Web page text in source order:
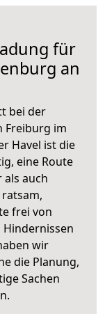
für
an
bei der
Freiburg im
Havel ist die
eine Route
als auch
frei von
wir
die Planung,
Sachen